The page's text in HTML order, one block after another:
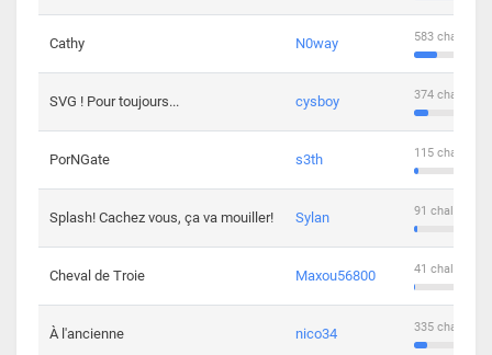
Cathy N0way 583
SVG ! Pour toujours... cysboy 374
PorNGate s3th 115
Splash! Cachez vous, ça va mouiller! Sylan 91
Cheval de Troie Maxou56800 41
À l'ancienne nico34 335